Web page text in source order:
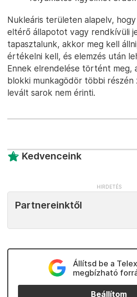
biztonságos. A
és annak környezetében a
megtiltása a véleményem
Ki kell vizsgálni, hogy a
leválása miért történt meg,
kiterjedésűek azok a
leválást okozták.
munkagödör szerkezeti
blokk épületmozgási
folyamatos nyomon
folyamatos értékelése.
mind a majdani 5.-6. blokk
elkerülhetetlenül fontos.
A munkagödrök
kapcsolatos esetleges